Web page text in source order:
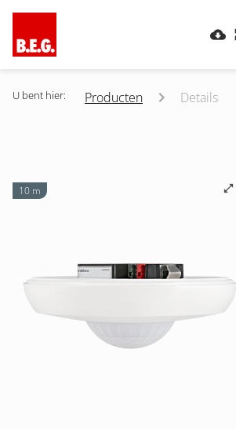
U bent hier: Producten Details
10 m